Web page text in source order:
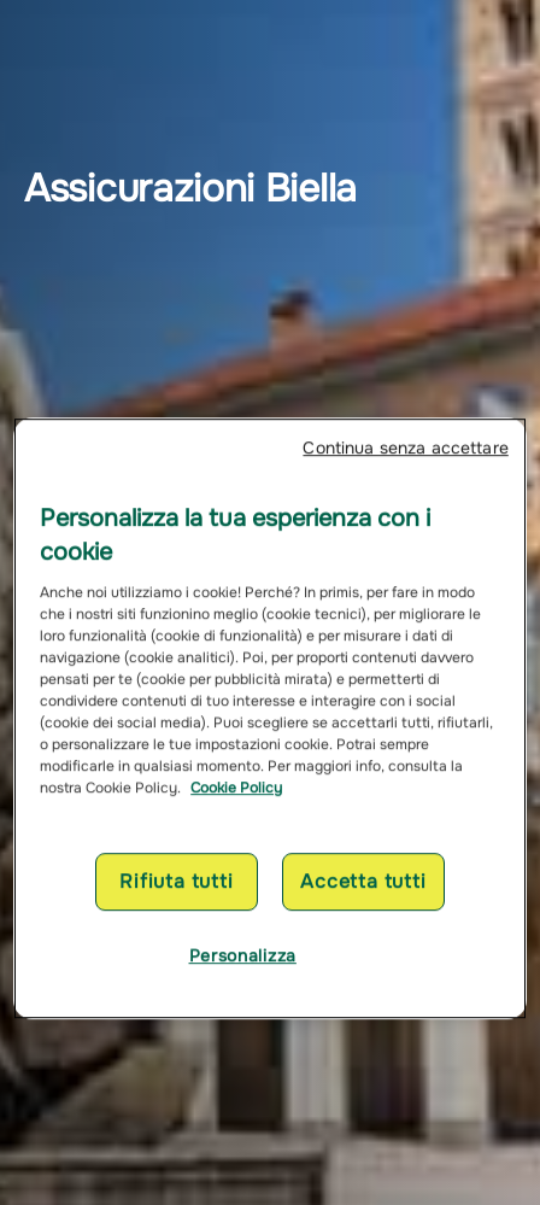
Assicurazioni Biella
Personalizza la tua esperienza con i
cookie
Anche noi utilizziamo i cookie! Perché? In primis, per fare in modo
che i nostri siti funzionino meglio (cookie tecnici), per migliorare le
loro funzionalità (cookie di funzionalità) e per misurare i dati di
navigazione (cookie analitici). Poi, per proporti contenuti davvero
pensati per te (cookie per pubblicità mirata) e permetterti di
condividere contenuti di tuo interesse e interagire con i social
(cookie dei social media). Puoi scegliere se accettarli tutti, rifiutarli,
o personalizzare le tue impostazioni cookie. Potrai sempre
modificarle in qualsiasi momento. Per maggiori info, consulta la
nostra Cookie Policy. Cookie Policy
Rifiuta tutti Accetta tutti
Personalizza
Continua senza accettare